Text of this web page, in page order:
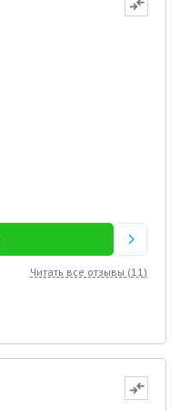
Читать все отзывы (11)